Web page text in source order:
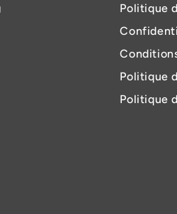
Politique
Politique
Politique